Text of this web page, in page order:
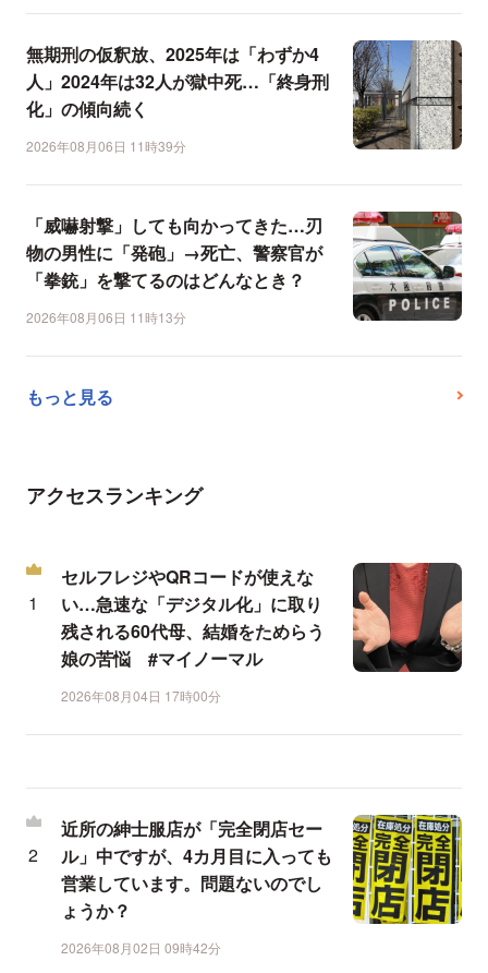
無期刑の仮釈放、2025年は「わずか4
人」2024年は32人が獄中死…「終身刑
化」の傾向続く
2026年08月06日 11時39分
「威嚇射撃」しても向かってきた…刃
物の男性に「発砲」→死亡、警察官が
「拳銃」を撃てるのはどんなとき？
2026年08月06日 11時13分
もっと見る
アクセスランキング
セルフレジやQRコードが使えな
い…急速な「デジタル化」に取り
残される60代母、結婚をためらう
娘の苦悩 #マイノーマル
2026年08月04日 17時00分
近所の紳士服店が「完全閉店セー
ル」中ですが、4カ月目に入っても
営業しています。問題ないのでし
ょうか？
2026年08月02日 09時42分